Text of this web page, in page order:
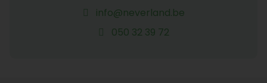
info@neverland.be
050 32 39 72